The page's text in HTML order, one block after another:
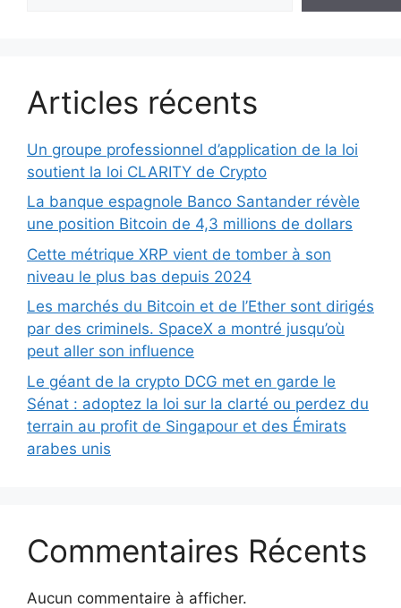
Articles récents
Un groupe professionnel d’application de la loi
soutient la loi CLARITY de Crypto
La banque espagnole Banco Santander révèle
une position Bitcoin de 4,3 millions de dollars
Cette métrique XRP vient de tomber à son
niveau le plus bas depuis 2024
Les marchés du Bitcoin et de l’Ether sont dirigés
par des criminels. SpaceX a montré jusqu’où
peut aller son influence
Le géant de la crypto DCG met en garde le
Sénat : adoptez la loi sur la clarté ou perdez du
terrain au profit de Singapour et des Émirats
arabes unis
Commentaires Récents
Aucun commentaire à afficher.